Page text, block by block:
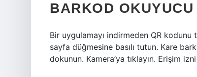
BARKOD
Bir uygulamayı indirmeden QR kodunu
sayfa düğmesine basılı tutun. Kare
dokunun. Kamera’ya tıklayın. Erişim